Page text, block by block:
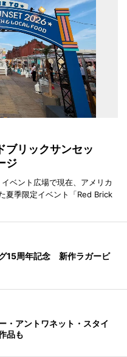
ブリックサンセッ
ジ
ベント広場で現在、アメリカ
夏季限定イベント「Red Brick
15周年記念 新作ラガービ
・アントワネット・スタイ
品も